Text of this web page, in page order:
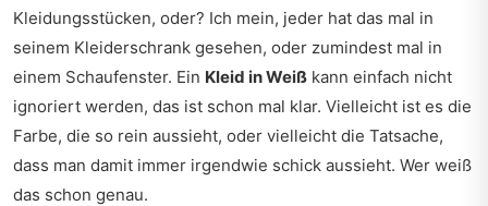
Kleidungsstücken, oder? Ich mein, jeder hat das mal in
seinem Kleiderschrank gesehen, oder zumindest mal in
einem Schaufenster. Ein Kleid in Weiß kann einfach nicht
ignoriert werden, das ist schon mal klar. Vielleicht ist es die
Farbe, die so rein aussieht, oder vielleicht die Tatsache,
dass man damit immer irgendwie schick aussieht. Wer weiß
das schon genau.